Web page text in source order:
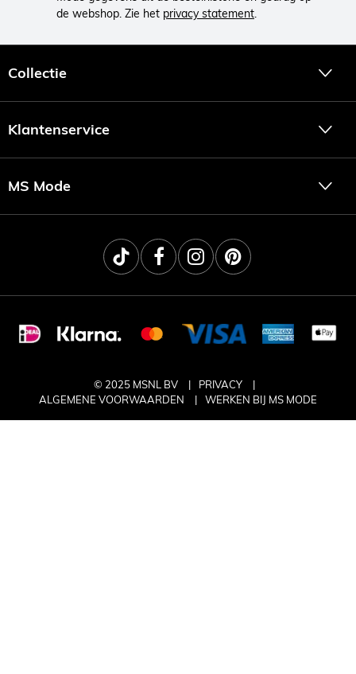
de webshop. Zie het privacy statement.
Collectie
Klantenservice
MS Mode
© 2025 MSNL BV
PRIVACY
ALGEMENE VOORWAARDEN
WERKEN BIJ MS MODE